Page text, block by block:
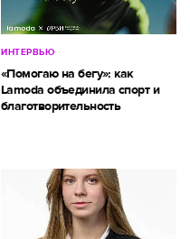
ИНТЕРВЬЮ
«Помогаю на бегу»: как
Lamoda объединила спорт и
благотворительность